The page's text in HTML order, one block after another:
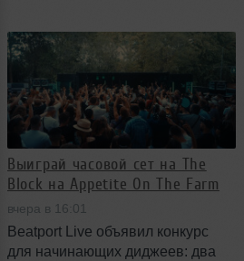
а физический релиз будет очень
лимитированным. Слушать.
Выиграй часовой сет на The
Block на Appetite On The Farm
вчера в 16:01
Beatport Live объявил конкурс
для начинающих диджеев: два